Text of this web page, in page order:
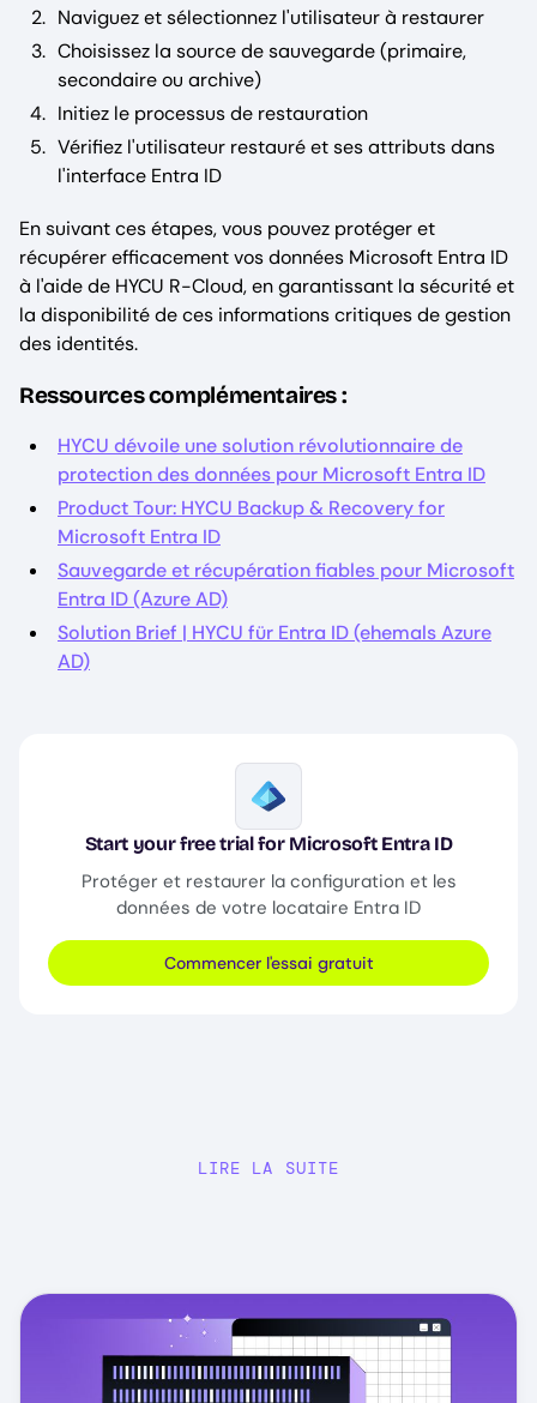
Naviguez et sélectionnez l'utilisateur à restaurer
Choisissez la source de sauvegarde (primaire,
secondaire ou archive)
Initiez le processus de restauration
Vérifiez l'utilisateur restauré et ses attributs dans
l'interface Entra ID
En suivant ces étapes, vous pouvez protéger et
récupérer efficacement vos données Microsoft Entra ID
à l'aide de HYCU R-Cloud, en garantissant la sécurité et
la disponibilité de ces informations critiques de gestion
des identités.
Ressources complémentaires :
HYCU dévoile une solution révolutionnaire de
protection des données pour Microsoft Entra ID
Product Tour: HYCU Backup & Recovery for
Microsoft Entra ID
Sauvegarde et récupération fiables pour Microsoft
Entra ID (Azure AD)
Solution Brief | HYCU für Entra ID (ehemals Azure
AD)
Image
Start your free trial for Microsoft Entra ID
Protéger et restaurer la configuration et les
données de votre locataire Entra ID
Commencer l'essai gratuit
LIRE LA SUITE